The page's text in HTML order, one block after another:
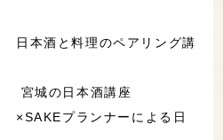
日本酒と料理のペアリング講
宮城の日本酒講座
×SAKEプランナーによる日